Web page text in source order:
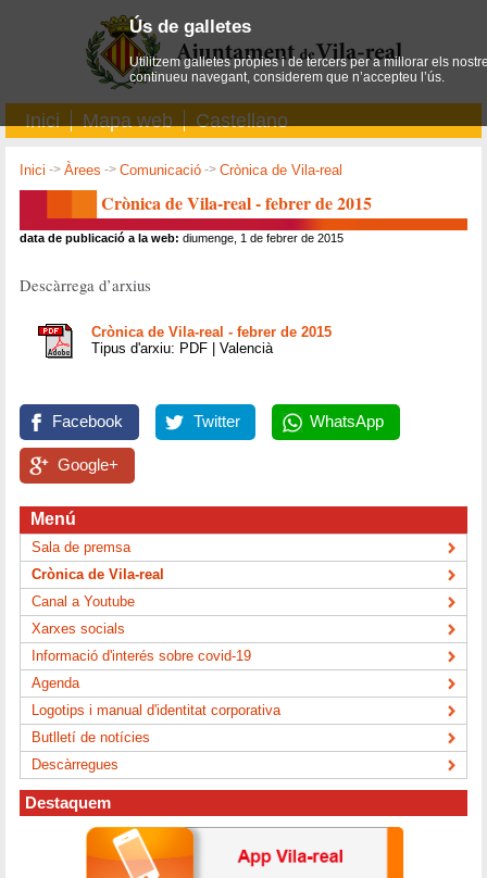
Inici Mapa web Castellano
Inici ->Àrees ->Comunicació ->Crònica de Vila-real
Crònica de Vila-real - febrer de 2015
data de publicació a la web: diumenge, 1 de febrer de 2015
Descàrrega d’arxius
Crònica de Vila-real - febrer de 2015
Tipus d'arxiu: PDF | Valencià
Facebook Twitter WhatsApp
Google+
Menú
Sala de premsa
Crònica de Vila-real
Canal a Youtube
Xarxes socials
Informació d'interés sobre covid-19
Agenda
Logotips i manual d'identitat corporativa
Butlletí de notícies
Descàrregues
Destaquem
Ús de galletes
Utilitzem galletes pròpies i de tercers per a millorar els
continueu navegant, considerem que n’accepteu l’ús.